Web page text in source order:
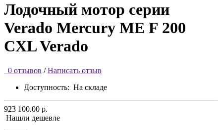
Лодочный мотор серии
Verado Mercury ME F 200
CXL Verado
0 отзывов / Написать отзыв
Доступность: На складе
923 100.00 р.
Нашли дешевле